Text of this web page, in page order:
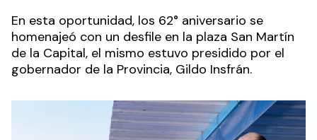
En esta oportunidad, los 62° aniversario se
homenajeó con un desfile en la plaza San Martín
de la Capital, el mismo estuvo presidido por el
gobernador de la Provincia, Gildo Insfrán.